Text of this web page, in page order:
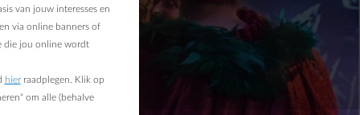
van jouw interesses en
via online banners of
die jou online wordt
hierraadplegen. Klik op
om alle (behalve